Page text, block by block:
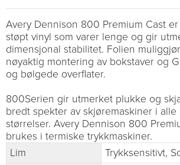
Avery Dennison 800 Premium Cast
støpt vinyl som varer lenge og gir
dimensjonal stabilitet. Folien
nøyaktig montering av bokstaver og
og bølgede overflater.
800Serien gir utmerket plukke og
bredt spekter av skjøremaskiner i
størrelser. Avery Dennison 800
brukes i termiske trykkmaskiner.
Lim
Trykksensitivt,